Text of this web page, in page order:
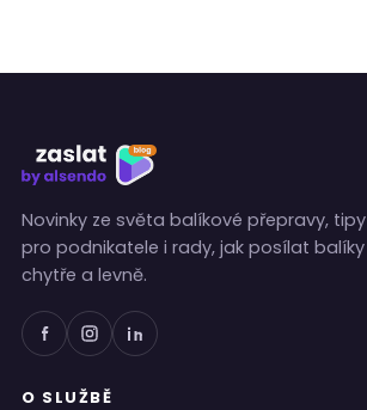
Novinky ze světa balíkové přepravy, tipy
pro podnikatele i rady, jak posílat balíky
chytře a levně.
O SLUŽBĚ